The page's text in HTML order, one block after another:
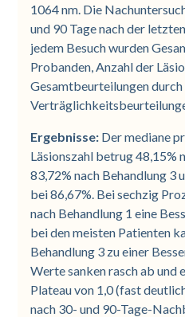
1064 nm. Die
und 90 Tage nach der
jedem Besuch wurden
Probanden, Anzahl der
Gesamtbeurteilungen
Ergebnisse: Der mediane
Läsionszahl betrug 48,15%
83,72% nach Behandlung 3
bei 86,67%. Bei sechzig
nach Behandlung 1 eine
bei den meisten Patienten
Behandlung 3 zu einer
Werte sanken rasch ab und
Plateau von 1,0 (fast
nach 30- und 90-Tage-